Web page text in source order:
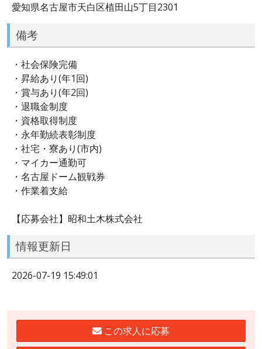
愛知県名古屋市天白区植田山5丁目2301
備考
・社会保険完備
・昇給あり(年1回)
・賞与あり(年2回)
・退職金制度
・資格取得制度
・永年勤続表彰制度
・社宅・寮あり(市内)
・マイカー通勤可
・名古屋ドーム観戦券
・作業着支給
【応募会社】昭和土木株式会社
情報更新日
2026-07-19 15:49:01
この求人に応募